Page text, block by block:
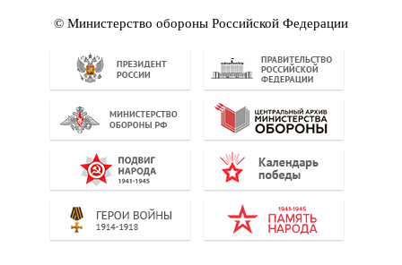
© Министерство обороны Российской Федерации